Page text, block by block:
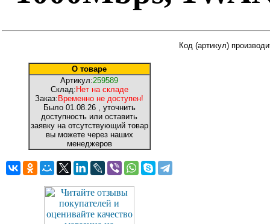
О товаре
Артикул:259589
Склад: Нет на складе
Заказ: Временно не доступен!
Было 01.08.26 , уточнить
доступность или оставить
заявку на отсутствующий товар
вы можете через наших
менеджеров
Код (артикул)